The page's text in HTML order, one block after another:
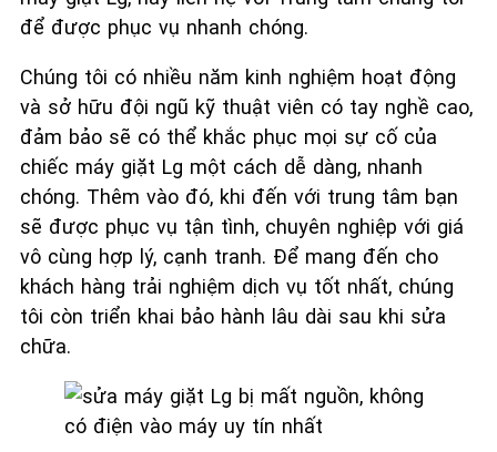
để được phục vụ nhanh chóng.
Chúng tôi có nhiều năm kinh nghiệm hoạt động
và sở hữu đội ngũ kỹ thuật viên có tay nghề cao,
đảm bảo sẽ có thể khắc phục mọi sự cố của
chiếc máy giặt Lg một cách dễ dàng, nhanh
chóng. Thêm vào đó, khi đến với trung tâm bạn
sẽ được phục vụ tận tình, chuyên nghiệp với giá
vô cùng hợp lý, cạnh tranh. Để mang đến cho
khách hàng trải nghiệm dịch vụ tốt nhất, chúng
tôi còn triển khai bảo hành lâu dài sau khi sửa
chữa.